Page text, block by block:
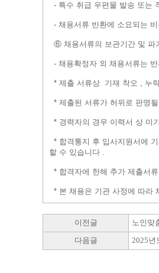
- 특수 취급 우편물 발송 또는
- 채용서류 반환에 소요되는
⑥ 채용서류의 보관기간 및 파
- 채용확정자 외 채용서류는
* 제출 서류상 기재 착오 , 누
* 제출된 서류가 허위로 판명
* 경력자의 경우 이력서 상 미
* 합격통지 후 입사지원서에
할 수 있습니다 .
* 합격자에 한해 추가 제출서
* 본 채용은 기관 사정에 따라
이전글
노인맞
다음글
2025년